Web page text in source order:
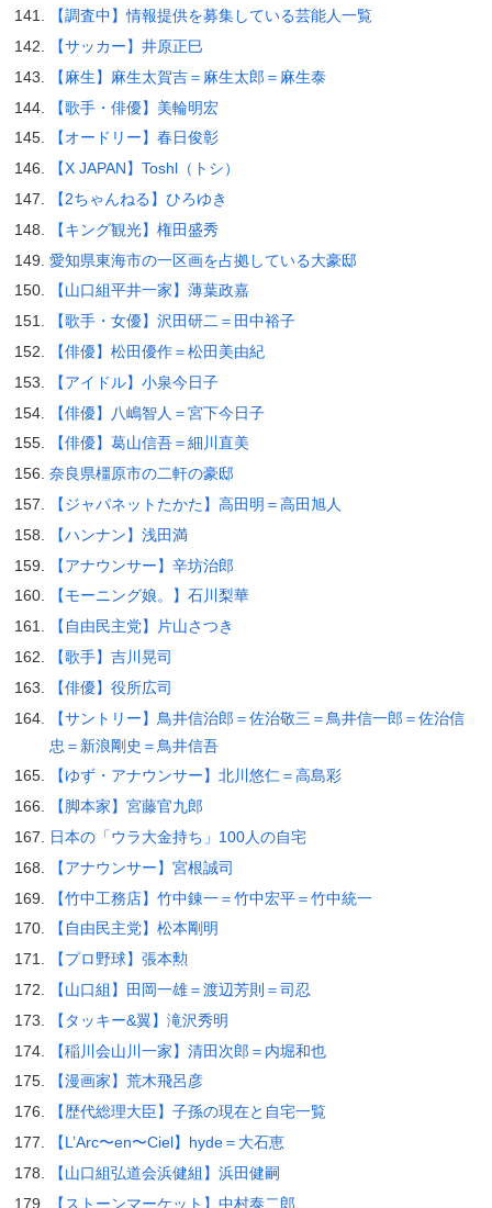
【調査中】情報提供を募集している芸能人一覧
【サッカー】井原正巳
【麻生】麻生太賀吉＝麻生太郎＝麻生泰
【歌手・俳優】美輪明宏
【オードリー】春日俊彰
【X JAPAN】Toshl（トシ）
【2ちゃんねる】ひろゆき
【キング観光】権田盛秀
愛知県東海市の一区画を占拠している大豪邸
【山口組平井一家】薄葉政嘉
【歌手・女優】沢田研二＝田中裕子
【俳優】松田優作＝松田美由紀
【アイドル】小泉今日子
【俳優】八嶋智人＝宮下今日子
【俳優】葛山信吾＝細川直美
奈良県橿原市の二軒の豪邸
【ジャパネットたかた】高田明＝高田旭人
【ハンナン】浅田満
【アナウンサー】辛坊治郎
【モーニング娘。】石川梨華
【自由民主党】片山さつき
【歌手】吉川晃司
【俳優】役所広司
【サントリー】鳥井信治郎＝佐治敬三＝鳥井信一郎＝佐治信
忠＝新浪剛史＝鳥井信吾
【ゆず・アナウンサー】北川悠仁＝高島彩
【脚本家】宮藤官九郎
日本の「ウラ大金持ち」100人の自宅
【アナウンサー】宮根誠司
【竹中工務店】竹中錬一＝竹中宏平＝竹中統一
【自由民主党】松本剛明
【プロ野球】張本勲
【山口組】田岡一雄＝渡辺芳則＝司忍
【タッキー&翼】滝沢秀明
【稲川会山川一家】清田次郎＝内堀和也
【漫画家】荒木飛呂彦
【歴代総理大臣】子孫の現在と自宅一覧
【L’Arc〜en〜Ciel】hyde＝大石恵
【山口組弘道会浜健組】浜田健嗣
【ストーンマーケット】中村泰二郎